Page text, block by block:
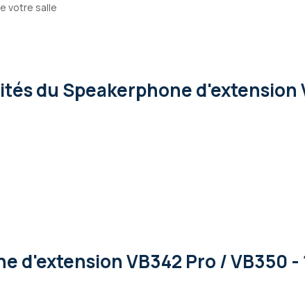
votre salle
du Speakerphone d'extension
d'extension VB342 Pro / VB350 -